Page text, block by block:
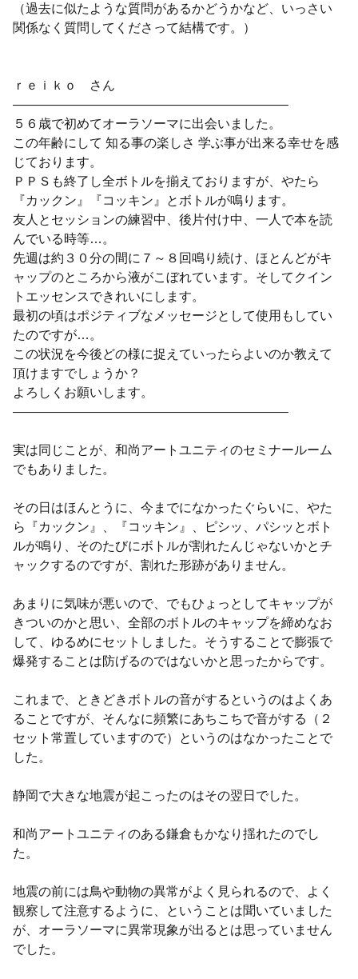
（過去に似たような質問があるかどうかなど、いっさい
関係なく質問してくださって結構です。）
ｒｅｉｋｏ さん
—————————————————————–
５６歳で初めてオーラソーマに出会いました。
この年齢にして 知る事の楽しさ 学ぶ事が出来る幸せを感
じております。
ＰＰＳも終了し全ボトルを揃えておりますが、やたら
『カックン』『コッキン』とボトルが鳴ります。
友人とセッションの練習中、後片付け中、一人で本を読
んでいる時等…。
先週は約３０分の間に７～８回鳴り続け、ほとんどがキ
ャップのところから液がこぼれています。そしてクイン
トエッセンスできれいにします。
最初の頃はポジティブなメッセージとして使用もしてい
たのですが…。
この状況を今後どの様に捉えていったらよいのか教えて
頂けますでしょうか？
よろしくお願いします。
—————————————————————–
実は同じことが、和尚アートユニティのセミナールーム
でもありました。
その日はほんとうに、今までになかったぐらいに、やた
ら『カックン』、『コッキン』、ピシッ、パシッとボト
ルが鳴り、そのたびにボトルが割れたんじゃないかとチ
ャックするのですが、割れた形跡がありません。
あまりに気味が悪いので、でもひょっとしてキャップが
きついのかと思い、全部のボトルのキャップを締めなお
して、ゆるめにセットしました。そうすることで膨張で
爆発することは防げるのではないかと思ったからです。
これまで、ときどきボトルの音がするというのはよくあ
ることですが、そんなに頻繁にあちこちで音がする（２
セット常置していますので）というのはなかったことで
した。
静岡で大きな地震が起こったのはその翌日でした。
和尚アートユニティのある鎌倉もかなり揺れたのでし
た。
地震の前には鳥や動物の異常がよく見られるので、よく
観察して注意するように、ということは聞いていました
が、オーラソーマに異常現象が出るとは思っていません
でした。